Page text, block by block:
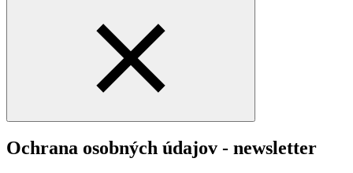
Ochrana osobných údajov - newsletter